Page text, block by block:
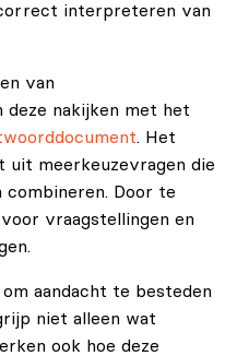
interpreteren van
van
deze nakijken met het
. Het
uit meerkeuzevragen die
combineren. Door te
vraagstellingen en
aandacht te besteden
niet alleen wat
ook hoe deze